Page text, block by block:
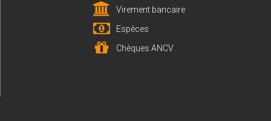
Virement bancaire
Espèces
Chèques ANCV